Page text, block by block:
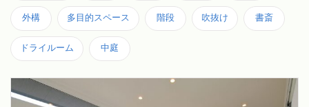
外構 多目的スペース 階段 吹抜け 書斎
ドライルーム 中庭